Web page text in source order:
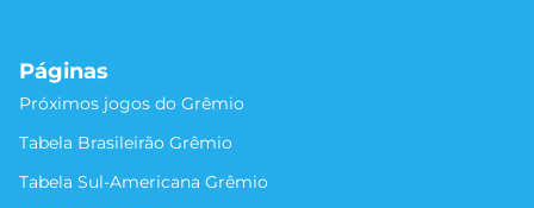
Páginas
Próximos jogos do Grêmio
Tabela Brasileirão Grêmio
Tabela Sul-Americana Grêmio